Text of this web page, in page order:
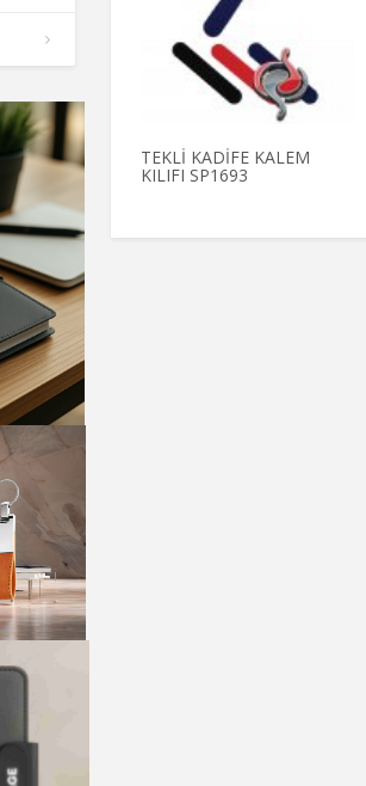
TEKLİ KADİFE KALEM
KILIFI SP1693